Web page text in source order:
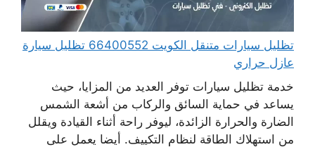
تظليل سيارات متنقل الكويت 66400552 تظليل سيارة
عازل حراري
خدمة تظليل سيارات توفر العديد من المزايا، حيث
يساعد في حماية السائق والركاب من أشعة الشمس
الضارة والحرارة الزائدة، ليوفر راحة أثناء القيادة ويقلل
من استهلاك الطاقة لنظام التكييف. أيضا يعمل على